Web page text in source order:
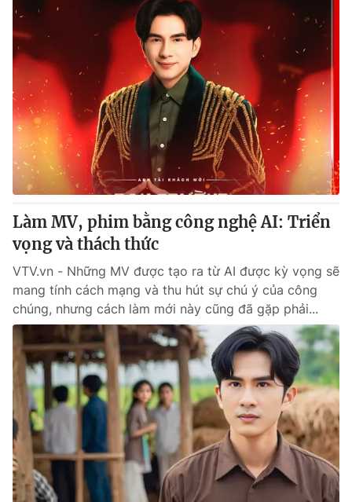
Theo dõi báo trên
Cơ quan chủ quản:Đài Truyền hình Việt Nam
Cơ quan báo chí:Thời báo VTV
Giấy phép hoạt động báo in và báo điện tử số 483/GP-BTTTT
cấp ngày 29/12/2023
Tổng Biên tập:Vũ Thanh Thủy
Phó Tổng Biên tập:Nguyễn Thị Mỹ Hạnh, Phạm Quốc Thắng,
Nguyễn Trọng Ninh
Ðiện thoại Thời báo VTV:
024.66 897 897
Email:toasoan@vtv.vn
Liên hệ quảng cáo:024-7300.7108
Làm MV, phim bằng công nghệ AI: Triển
vọng và thách thức
VTV.vn - Những MV được tạo ra từ AI được kỳ vọng sẽ
mang tính cách mạng và thu hút sự chú ý của công
chúng, nhưng cách làm mới này cũng đã gặp phải...